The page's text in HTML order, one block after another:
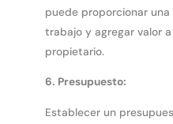
puede proporcionar
trabajo y agregar valor
propietario.
6. Presupuesto:
Establecer un